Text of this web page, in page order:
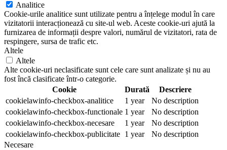
Analitice
Cookie-urile analitice sunt utilizate pentru a înțelege modul în care
vizitatorii interacționează cu site-ul web. Aceste cookie-uri ajută la
furnizarea de informații despre valori, numărul de vizitatori, rata de
respingere, sursa de trafic etc.
Altele
Altele
Alte cookie-uri neclasificate sunt cele care sunt analizate și nu au
fost încă clasificate într-o categorie.
Cookie
Durată
Descriere
cookielawinfo-checkbox-analitice
1 year
No description
cookielawinfo-checkbox-functionale 1 year
No description
cookielawinfo-checkbox-necesare
1 year
No description
cookielawinfo-checkbox-publicitate 1 year
No description
Necesare